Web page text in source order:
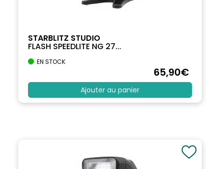
STARBLITZ STUDIO
FLASH SPEEDLITE NG 27...
EN STOCK
65,90€
Ajouter au panier